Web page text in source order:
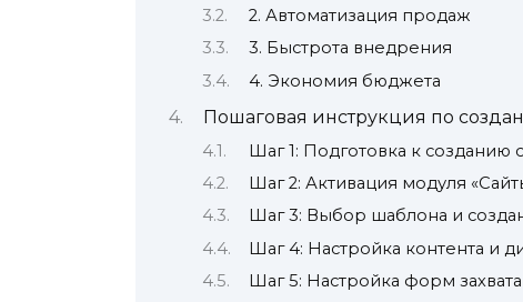
2. Автоматизация продаж
3. Быстрота внедрения
4. Экономия бюджета
Пошаговая инструкция по
Шаг 1: Подготовка к созданию
Шаг 2: Активация модуля
Шаг 3: Выбор шаблона и
Шаг 4: Настройка контента и
Шаг 5: Настройка форм